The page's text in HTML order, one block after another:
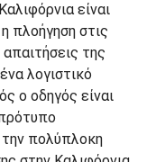
είναι
πλοήγηση στις
απαιτήσεις της
λογιστικό
ο οδηγός είναι
την πολύπλοκη